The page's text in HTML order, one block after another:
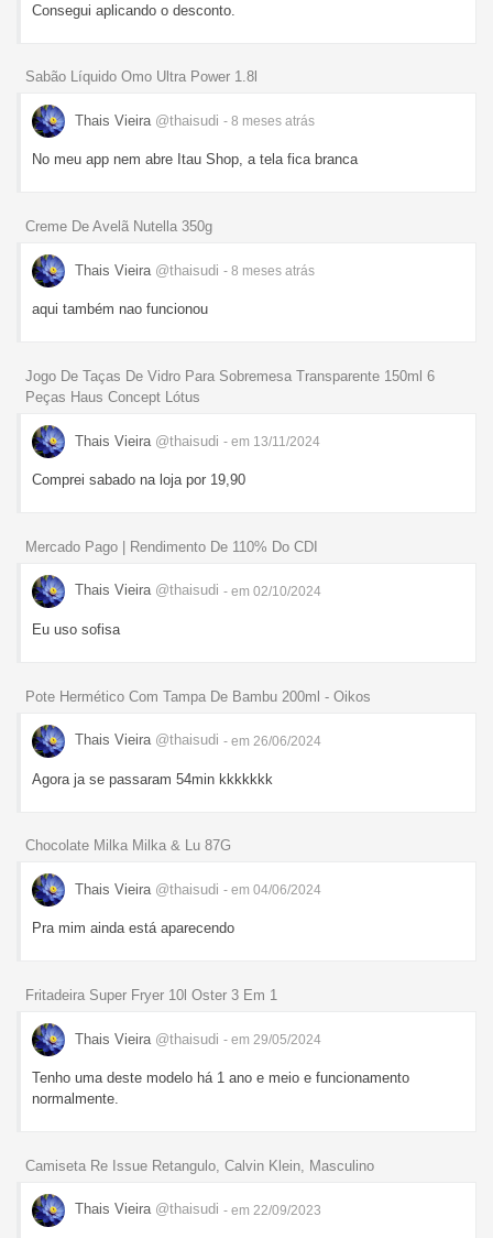
Consegui aplicando o desconto.
Sabão Líquido Omo Ultra Power 1.8l
Thais Vieira @thaisudi - 8 meses atrás
No meu app nem abre Itau Shop, a tela fica branca
Creme De Avelã Nutella 350g
Thais Vieira @thaisudi - 8 meses atrás
aqui também nao funcionou
Jogo De Taças De Vidro Para Sobremesa Transparente 150ml 6
Peças Haus Concept Lótus
Thais Vieira @thaisudi - em 13/11/2024
Comprei sabado na loja por 19,90
Mercado Pago | Rendimento De 110% Do CDI
Thais Vieira @thaisudi - em 02/10/2024
Eu uso sofisa
Pote Hermético Com Tampa De Bambu 200ml - Oikos
Thais Vieira @thaisudi - em 26/06/2024
Agora ja se passaram 54min kkkkkkk
Chocolate Milka Milka & Lu 87G
Thais Vieira @thaisudi - em 04/06/2024
Pra mim ainda está aparecendo
Fritadeira Super Fryer 10l Oster 3 Em 1
Thais Vieira @thaisudi - em 29/05/2024
Tenho uma deste modelo há 1 ano e meio e funcionamento
normalmente.
Camiseta Re Issue Retangulo, Calvin Klein, Masculino
Thais Vieira @thaisudi - em 22/09/2023